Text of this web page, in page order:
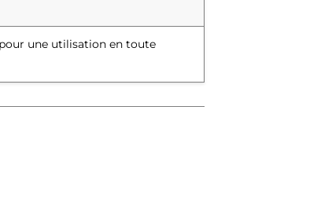
une utilisation en toute